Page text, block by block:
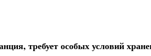
требует особых условий